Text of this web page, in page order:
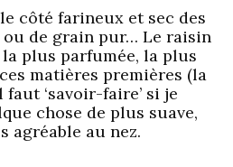
côté farineux et sec des
ou de grain pur… Le raisin
plus parfumée, la plus
matières premières (la
‘savoir-faire’ si je
chose de plus suave,
agréable au nez.